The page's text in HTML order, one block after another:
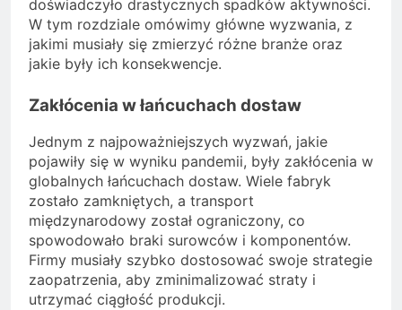
doświadczyło drastycznych spadków aktywności.
W tym rozdziale omówimy główne wyzwania, z
jakimi musiały się zmierzyć różne branże oraz
jakie były ich konsekwencje.
Zakłócenia w łańcuchach dostaw
Jednym z najpoważniejszych wyzwań, jakie
pojawiły się w wyniku pandemii, były zakłócenia w
globalnych łańcuchach dostaw. Wiele fabryk
zostało zamkniętych, a transport
międzynarodowy został ograniczony, co
spowodowało braki surowców i komponentów.
Firmy musiały szybko dostosować swoje strategie
zaopatrzenia, aby zminimalizować straty i
utrzymać ciągłość produkcji.